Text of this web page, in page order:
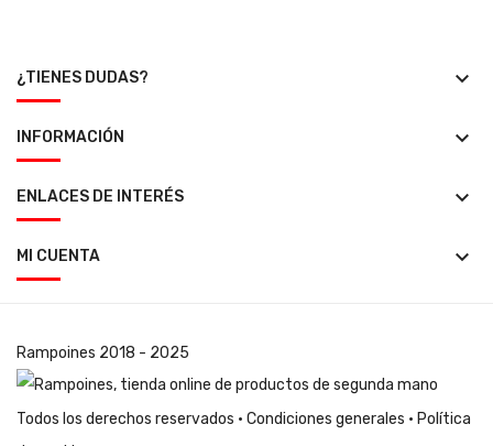
¿TIENES DUDAS? keyboard_arrow_down
INFORMACIÓN keyboard_arrow_down
ENLACES DE INTERÉS keyboard_arrow_down
MI CUENTA keyboard_arrow_down
Rampoines 2018 - 2025
Todos los derechos reservados · Condiciones generales · Política